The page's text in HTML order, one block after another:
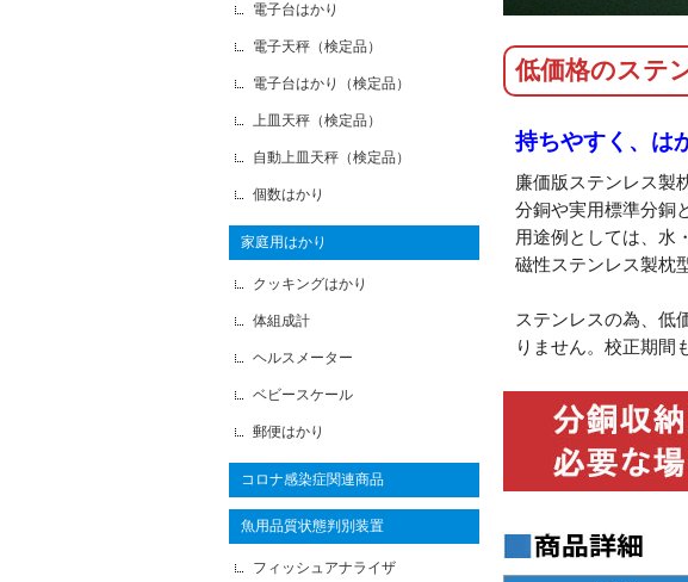
低価格のステ
持ちやすく、は
廉価版ステンレス製
分銅や実用標準分銅
用途例としては、水
磁性ステンレス製枕
ステンレスの為、低
りません。校正期間
電子台はかり
電子天秤（検定品）
電子台はかり（検定品）
上皿天秤（検定品）
自動上皿天秤（検定品）
個数はかり
家庭用はかり
クッキングはかり
体組成計
ヘルスメーター
ベビースケール
郵便はかり
コロナ感染症関連商品
魚用品質状態判別装置
フィッシュアナライザ